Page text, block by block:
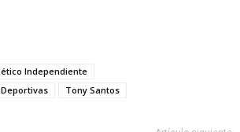
Independiente
Tony Santos